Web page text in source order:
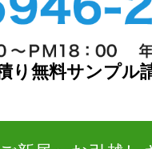
り無料サンプル